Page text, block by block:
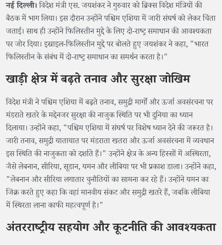
नई दिल्ली।विदेश मंत्री एस. जयशंकर ने गुरुवार को ब्रिक्स विदेश मंत्रियों की
बैठक में भाग लिया। इस दौरान उन्होंने पश्चिम एशिया में जारी संघर्ष को लेकर चिंता
जताई। साथ ही उन्होंने फिलिस्तीन मुद्दे के लिए दो-राष्ट्र समाधान की आवश्यकता
पर जोर दिया। इस्राइल-फिलिस्तीन मुद्दे पर बोलते हुए जयशंकर ने कहा, "भारत
फिलिस्तीन के संबंध में दो-राष्ट्र समाधान का समर्थन करता है।"
खाड़ी क्षेत्र में बढ़ते तनाव और सुरक्षा जोखिम
विदेश मंत्री ने पश्चिम एशिया में बढ़ते तनाव, समुद्री मार्गों और ऊर्जा अवसंरचना पर
मंडराते खतरे के मद्देनजर सुरक्षा की नाजुक स्थिति पर भी दुनिया का ध्यान
दिलाया। उन्होंने कहा, "पश्चिम एशिया में संघर्ष पर विशेष ध्यान देने की जरूरत है।
जारी तनाव, समुद्री यातायात पर मंडराता खतरा और ऊर्जा अवसंरचना में व्यवधान
इस स्थिति की नाजुकता को दर्शाते हैं।" उन्होंने क्षेत्र के अन्य हिस्सों में अस्थिरता,
जैसे लेबनान, सीरिया, सूडान, यमन और लीबिया पर भी प्रकाश डाला। उन्होंने कहा,
"लेबनान और सीरिया लगातार चुनौतियों का सामना कर रहे हैं। उन्होंने यमन का
जिक्र करते हुए कहा कि वहां मानवीय संकट और समुद्री खतरे हैं, जबकि लीबिया
में स्थिरता लाना काफी महत्वपूर्ण है।"
अंतरराष्ट्रीय सहयोग और कूटनीति की आवश्यकता